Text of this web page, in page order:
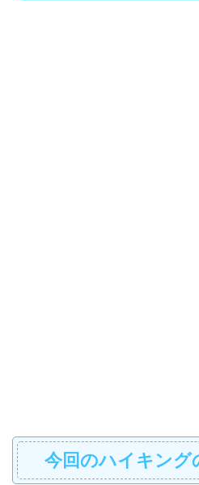
今回のハイキング